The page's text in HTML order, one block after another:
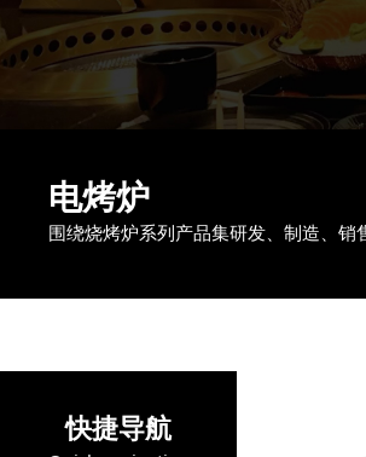
电烤炉
围绕烧烤炉系列产品集研发、制造、
快捷导航